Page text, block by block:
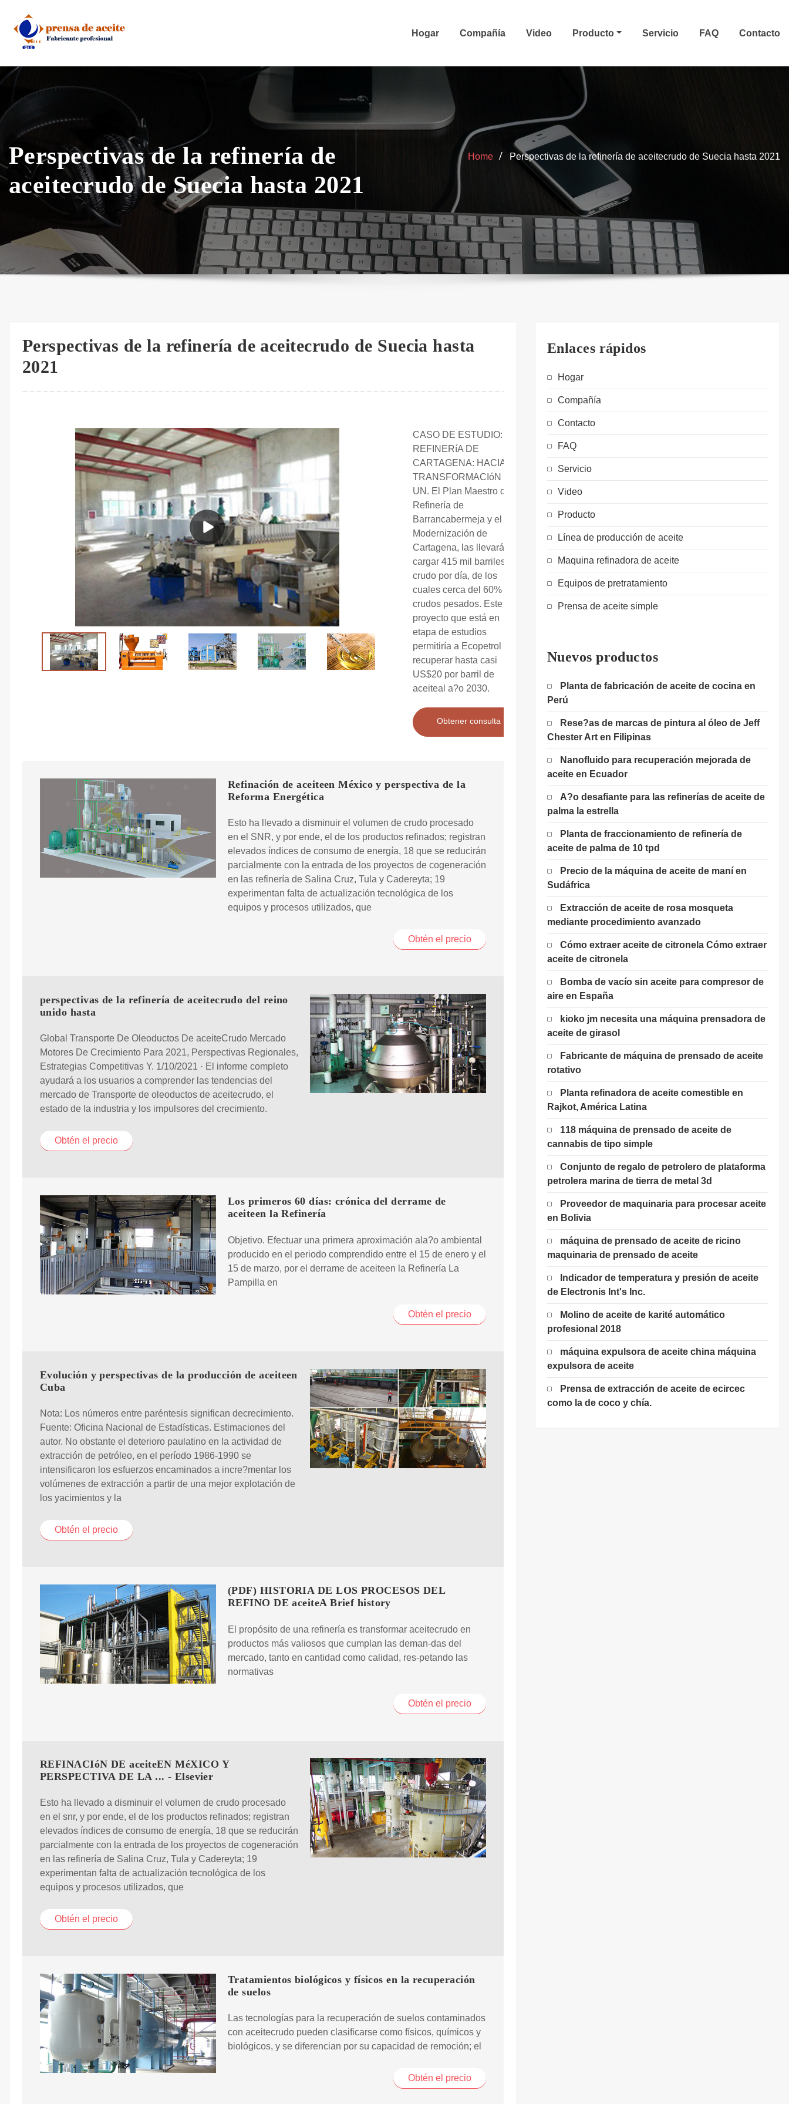
content
Hogar Compañía Video Producto Servicio FAQ Contacto
Perspectivas de la refinería de
aceitecrudo de Suecia hasta 2021
Home Perspectivas de la refinería de aceitecrudo de Suecia hasta 2021
Perspectivas de la refinería de aceitecrudo de Suecia hasta
2021
CASO DE ESTUDIO:
REFINERíA DE
CARTAGENA: HACIA LA
TRANSFORMACIóN DE
UN. El Plan Maestro de la
Refinería de
Barrancabermeja y el de
Modernización de
Cartagena, las llevarán a
cargar 415 mil barriles de
crudo por día, de los
cuales cerca del 60% son
crudos pesados. Este
proyecto que está en
etapa de estudios
permitiría a Ecopetrol
recuperar hasta casi
US$20 por barril de
aceiteal a?o 2030.
Obtener consulta
Refinación de aceiteen México y perspectiva de la
Reforma Energética
Esto ha llevado a disminuir el volumen de crudo procesado
en el SNR, y por ende, el de los productos refinados; registran
elevados índices de consumo de energía, 18 que se reducirán
parcialmente con la entrada de los proyectos de cogeneración
en las refinería de Salina Cruz, Tula y Cadereyta; 19
experimentan falta de actualización tecnológica de los
equipos y procesos utilizados, que
Obtén el precio
perspectivas de la refinería de aceitecrudo del reino
unido hasta
Global Transporte De Oleoductos De aceiteCrudo Mercado
Motores De Crecimiento Para 2021, Perspectivas Regionales,
Estrategias Competitivas Y. 1/10/2021 · El informe completo
ayudará a los usuarios a comprender las tendencias del
mercado de Transporte de oleoductos de aceitecrudo, el
estado de la industria y los impulsores del crecimiento.
Obtén el precio
Los primeros 60 días: crónica del derrame de
aceiteen la Refinería
Objetivo. Efectuar una primera aproximación ala?o ambiental
producido en el periodo comprendido entre el 15 de enero y el
15 de marzo, por el derrame de aceiteen la Refinería La
Pampilla en
Obtén el precio
Evolución y perspectivas de la producción de aceiteen
Cuba
Nota: Los números entre paréntesis significan decrecimiento.
Fuente: Oficina Nacional de Estadísticas. Estimaciones del
autor. No obstante el deterioro paulatino en la actividad de
extracción de petróleo, en el período 1986-1990 se
intensificaron los esfuerzos encaminados a incre?mentar los
volúmenes de extracción a partir de una mejor explotación de
los yacimientos y la
Obtén el precio
(PDF) HISTORIA DE LOS PROCESOS DEL
REFINO DE aceiteA Brief history
El propósito de una refinería es transformar aceitecrudo en
productos más valiosos que cumplan las deman-das del
mercado, tanto en cantidad como calidad, res-petando las
normativas
Obtén el precio
REFINACIóN DE aceiteEN MéXICO Y
PERSPECTIVA DE LA ... - Elsevier
Esto ha llevado a disminuir el volumen de crudo procesado
en el snr, y por ende, el de los productos refinados; registran
elevados índices de consumo de energía, 18 que se reducirán
parcialmente con la entrada de los proyectos de cogeneración
en las refinería de Salina Cruz, Tula y Cadereyta; 19
experimentan falta de actualización tecnológica de los
equipos y procesos utilizados, que
Obtén el precio
Tratamientos biológicos y físicos en la recuperación
de suelos
Las tecnologías para la recuperación de suelos contaminados
con aceitecrudo pueden clasificarse como físicos, químicos y
biológicos, y se diferencian por su capacidad de remoción; el
Obtén el precio
Enlaces rápidos
Hogar
Compañía
Contacto
FAQ
Servicio
Video
Producto
Línea de producción de aceite
Maquina refinadora de aceite
Equipos de pretratamiento
Prensa de aceite simple
Nuevos productos
Planta de fabricación de aceite de cocina en
Perú
Rese?as de marcas de pintura al óleo de Jeff
Chester Art en Filipinas
Nanofluido para recuperación mejorada de
aceite en Ecuador
A?o desafiante para las refinerías de aceite de
palma la estrella
Planta de fraccionamiento de refinería de
aceite de palma de 10 tpd
Precio de la máquina de aceite de maní en
Sudáfrica
Extracción de aceite de rosa mosqueta
mediante procedimiento avanzado
Cómo extraer aceite de citronela Cómo extraer
aceite de citronela
Bomba de vacío sin aceite para compresor de
aire en España
kioko jm necesita una máquina prensadora de
aceite de girasol
Fabricante de máquina de prensado de aceite
rotativo
Planta refinadora de aceite comestible en
Rajkot, América Latina
118 máquina de prensado de aceite de
cannabis de tipo simple
Conjunto de regalo de petrolero de plataforma
petrolera marina de tierra de metal 3d
Proveedor de maquinaria para procesar aceite
en Bolivia
máquina de prensado de aceite de ricino
maquinaria de prensado de aceite
Indicador de temperatura y presión de aceite
de Electronis Int's Inc.
Molino de aceite de karité automático
profesional 2018
máquina expulsora de aceite china máquina
expulsora de aceite
Prensa de extracción de aceite de ecircec
como la de coco y chía.